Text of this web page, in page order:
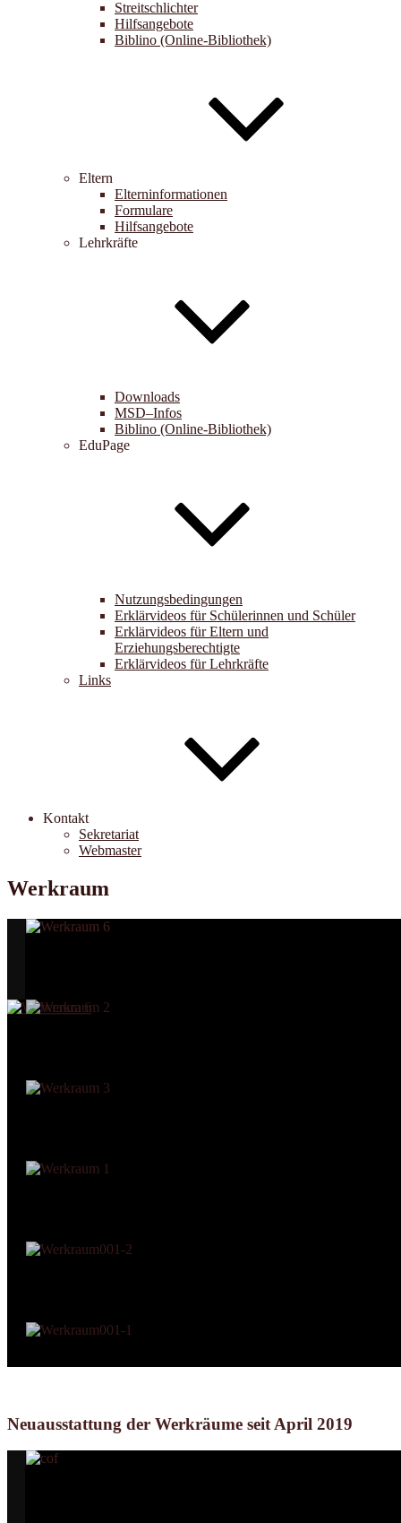
Streitschlichter
Hilfsangebote
Biblino (Online-Bibliothek)
Eltern
Elterninformationen
Formulare
Hilfsangebote
Lehrkräfte
Downloads
MSD–Infos
Biblino (Online-Bibliothek)
EduPage
Nutzungsbedingungen
Erklärvideos für Schülerinnen und Schüler
Erklärvideos für Eltern und
Erziehungsberechtigte
Erklärvideos für Lehrkräfte
Links
Kontakt
Sekretariat
Webmaster
Werkraum
Neuausstattung der Werkräume seit April 2019